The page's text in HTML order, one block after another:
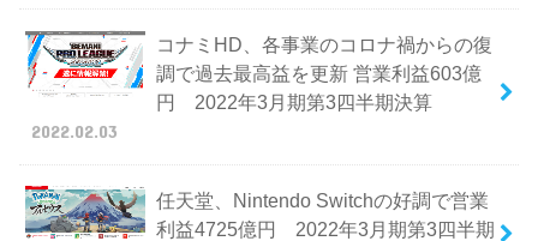
コナミHD、各事業のコロナ禍からの復
調で過去最高益を更新 営業利益603億
円 2022年3月期第3四半期決算
2022.02.03
任天堂、Nintendo Switchの好調で営業
利益4725億円 2022年3月期第3四半期